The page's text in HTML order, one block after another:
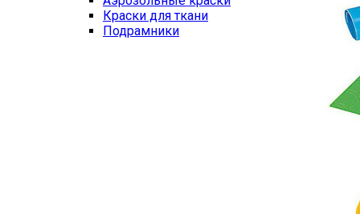
Краски для ткани
Подрамники